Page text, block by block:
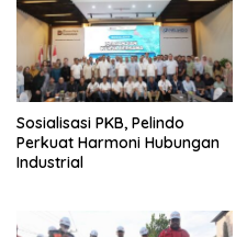
Sosialisasi PKB, Pelindo
Perkuat Harmoni Hubungan
Industrial